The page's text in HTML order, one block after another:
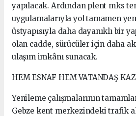
yapılacak. Ardından plent mks
uygulamalarıyla yol tamamen
üstyapısıyla daha dayanıklı bir
olan cadde, sürücüler için daha
ulaşım imkânı sunacak.
HEM ESNAF HEM VATANDAŞ
Yenileme çalışmalarının
Gebze kent merkezindeki trafik